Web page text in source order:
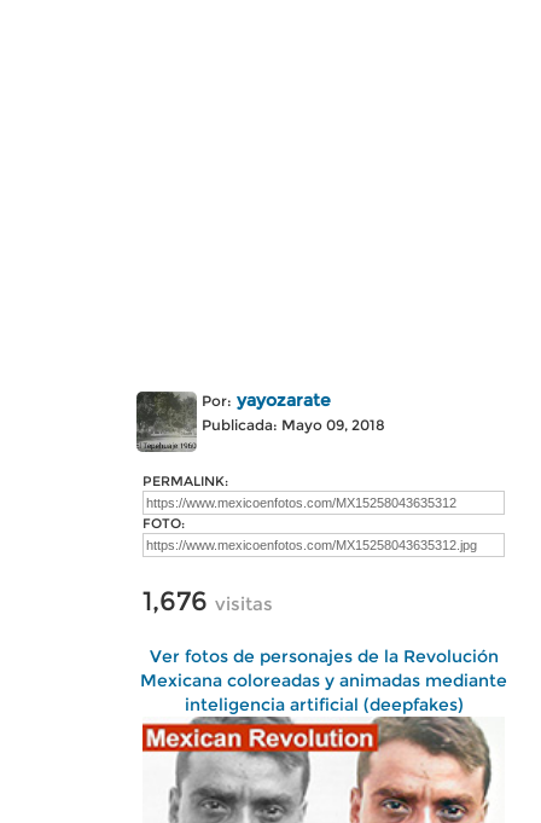
Por: yayozarate
Publicada: Mayo 09, 2018
PERMALINK:
FOTO:
1,676 visitas
Ver fotos de personajes de la Revolución
Mexicana coloreadas y animadas mediante
inteligencia artificial (deepfakes)